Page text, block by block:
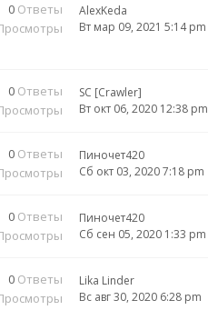
0 Ответы
AlexKeda
Вт мар 09, 2021 5:14 pm
0 Ответы
SC [Crawler]
Вт окт 06, 2020 12:38 pm
0 Ответы
Пиночет420
Сб окт 03, 2020 7:18 pm
0 Ответы
Пиночет420
Сб сен 05, 2020 1:33 pm
0 Ответы
Lika Linder
Вс авг 30, 2020 6:28 pm